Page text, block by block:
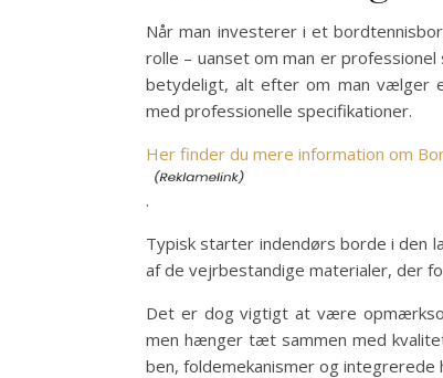
Når man investerer i et
rolle – uanset om man er
betydeligt, alt efter om man vælger
med professionelle specifikationer.
Her finder du mere information om
.
Typisk starter indendørs borde i den
af de vejrbestandige materialer, der
Det er dog vigtigt at være
men hænger tæt sammen med
ben, foldemekanismer og integrerede